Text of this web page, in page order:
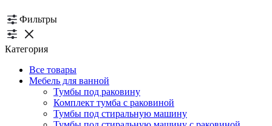
Фильтры
Категория
Все товары
Мебель для ванной
Тумбы под раковину
Комплект тумба с раковиной
Тумбы под стиральную машину